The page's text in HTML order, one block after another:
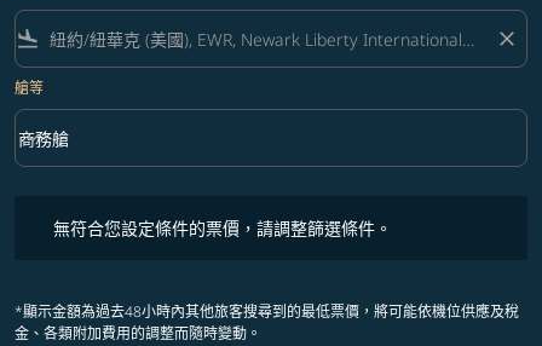
flight_land close
艙等
艙等 option 商務艙 Selected
商務艙
keyboard_arrow_down
無符合您設定條件的票價，請調整篩選條件。
*顯示金額為過去48小時內其他旅客搜尋到的最低票價，將可能依機位供應及稅
金、各類附加費用的調整而隨時變動。